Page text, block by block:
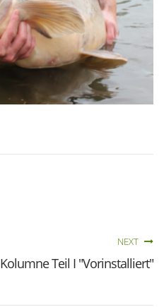
NEXT
Kolumne Teil I "Vorinstalliert"